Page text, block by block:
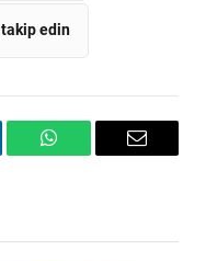
edin
WhatsAppEmail